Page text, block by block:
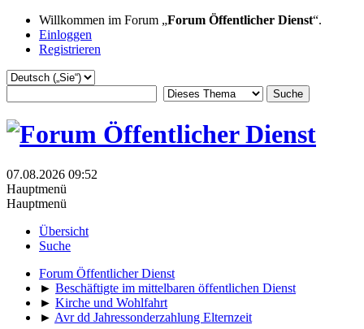
Willkommen im Forum „Forum Öffentlicher Dienst“.
Einloggen
Registrieren
07.08.2026 09:52
Hauptmenü
Hauptmenü
Übersicht
Suche
Forum Öffentlicher Dienst
► Beschäftigte im mittelbaren öffentlichen Dienst
► Kirche und Wohlfahrt
► Avr dd Jahressonderzahlung Elternzeit